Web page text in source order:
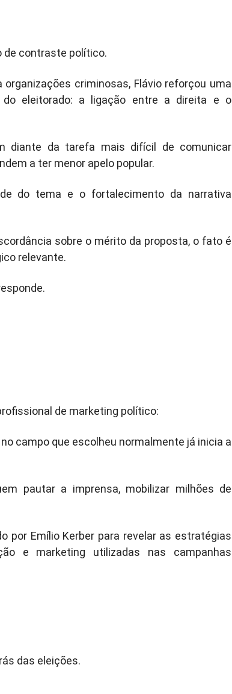
de contraste político.
criminosas, Flávio reforçou uma
eleitorado: a ligação entre a direita e o
diante da tarefa mais difícil de comunicar
a ter menor apelo popular.
do tema e o fortalecimento da narrativa
sobre o mérito da proposta, o fato é
relevante.
de marketing político:
campo que escolheu normalmente já inicia a
pautar a imprensa, mobilizar milhões de
por Emílio Kerber para revelar as estratégias
e marketing utilizadas nas campanhas
das eleições.